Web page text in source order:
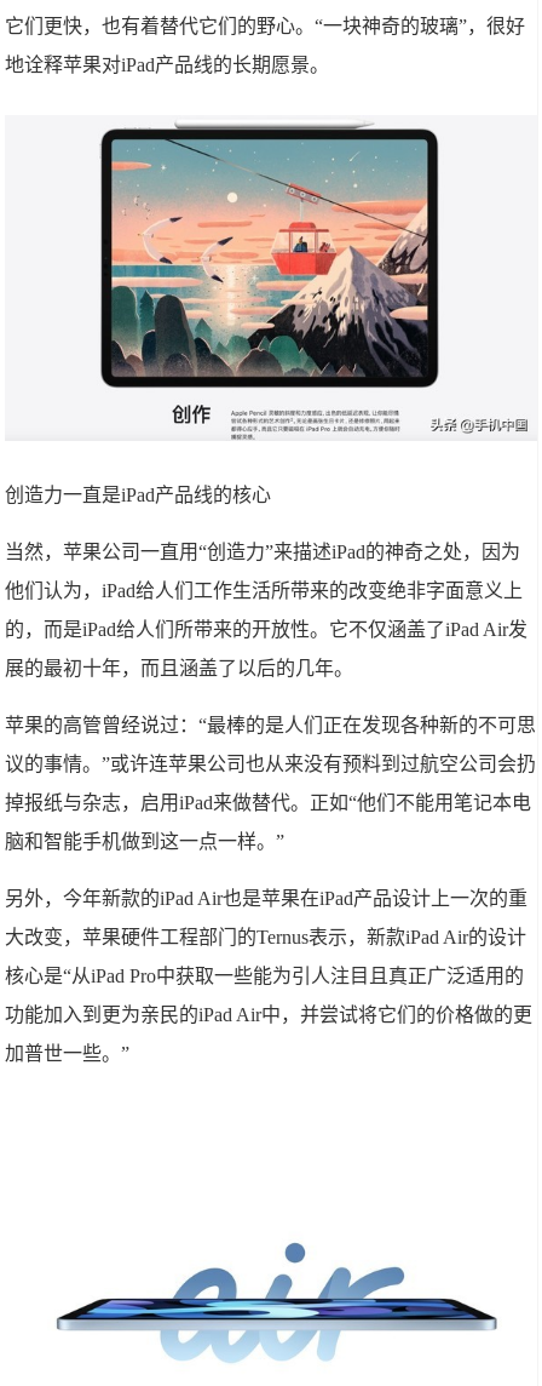
它们更快，也有着替代它们的野心。“一块神奇的玻璃”，很好
地诠释苹果对iPad产品线的长期愿景。
创造力一直是iPad产品线的核心
当然，苹果公司一直用“创造力”来描述iPad的神奇之处，因为
他们认为，iPad给人们工作生活所带来的改变绝非字面意义上
的，而是iPad给人们所带来的开放性。它不仅涵盖了iPad Air发
展的最初十年，而且涵盖了以后的几年。
苹果的高管曾经说过：“最棒的是人们正在发现各种新的不可思
议的事情。”或许连苹果公司也从来没有预料到过航空公司会扔
掉报纸与杂志，启用iPad来做替代。正如“他们不能用笔记本电
脑和智能手机做到这一点一样。”
另外，今年新款的iPad Air也是苹果在iPad产品设计上一次的重
大改变，苹果硬件工程部门的Ternus表示，新款iPad Air的设计
核心是“从iPad Pro中获取一些能为引人注目且真正广泛适用的
功能加入到更为亲民的iPad Air中，并尝试将它们的价格做的更
加普世一些。”